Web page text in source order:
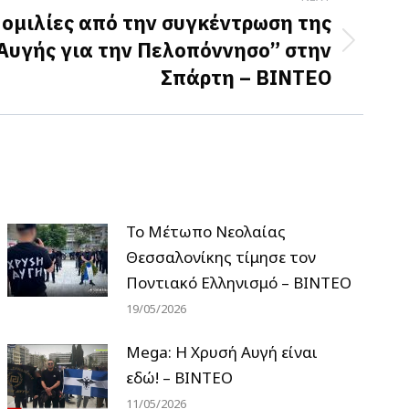
από την συγκέντρωση της
για την Πελοπόννησο” στην
Σπάρτη – ΒΙΝΤΕΟ
Το Μέτωπο Νεολαίας
Θεσσαλονίκης τίμησε τον
Ποντιακό Ελληνισμό – ΒΙΝΤΕΟ
19/05/2026
Mega: Η Χρυσή Αυγή είναι
εδώ! – ΒΙΝΤΕΟ
11/05/2026